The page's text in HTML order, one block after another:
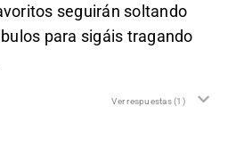
seguirán soltando
para sigáis tragando
Ver respuestas(1)